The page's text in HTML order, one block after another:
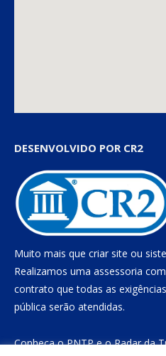
DESENVOLVIDO POR CR2
Muito mais que criar site ou
Realizamos uma assessoria
contrato que todas as
pública serão atendidas.
Conheça oPNTPe oRadar da